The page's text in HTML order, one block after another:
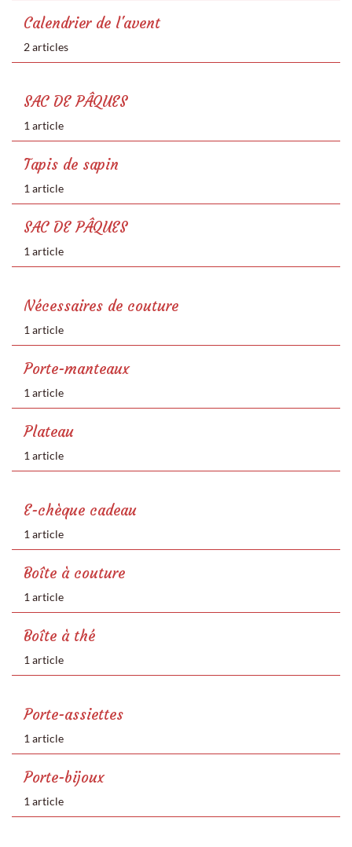
Calendrier de l'avent
2 articles
SAC DE PÂQUES
1 article
Tapis de sapin
1 article
SAC DE PÂQUES
1 article
Nécessaires de couture
1 article
Porte-manteaux
1 article
Plateau
1 article
E-chèque cadeau
1 article
Boîte à couture
1 article
Boîte à thé
1 article
Porte-assiettes
1 article
Porte-bijoux
1 article